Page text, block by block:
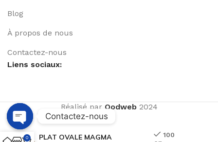
Blog
À propos de nous
Contactez-nous
Liens sociaux:
Réalisé par Qodweb2024
PLAT OVALE MAGMA
100
0
Contactez-nous
Open